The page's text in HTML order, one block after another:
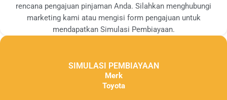
rencana pengajuan pinjaman Anda. Silahkan menghubungi
marketing kami atau mengisi form pengajuan untuk
mendapatkan Simulasi Pembiayaan.
SIMULASI PEMBIAYAAN
Merk
Toyota